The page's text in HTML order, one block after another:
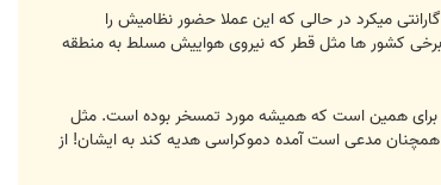
میکرد در حالی که این عملا حضور نظامیش را
برخی کشور ها مثل قطر که نیروی هواییش مسلط به منطقه
همین است که همیشه مورد تمسخر بوده است. مثل
همچنان مدعی است آمده دموکراسی هدیه کند به ایشان! از